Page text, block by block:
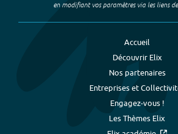
en modifiant vos paramètres via les liens
Accueil
Découvrir Elix
Nos partenaires
Entreprises et
Engagez-vous !
Les Thèmes Elix